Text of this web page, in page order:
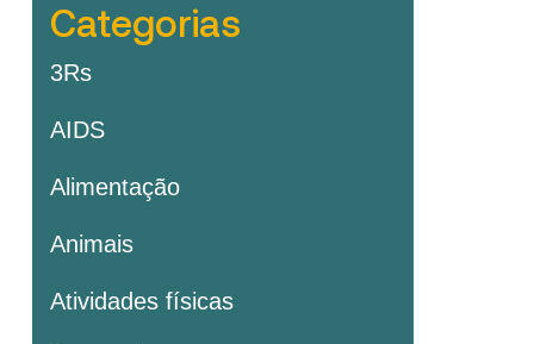
Categorias
3Rs
AIDS
Alimentação
Animais
Atividades físicas